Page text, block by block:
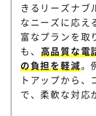
きるリーズナブ
なニーズに応え
富なプランを取
も、 高品質な電
の負担を軽減。
トアップから、
で、柔軟な対応